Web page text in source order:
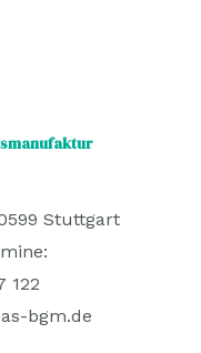
Stuttgart
122
bgm.de